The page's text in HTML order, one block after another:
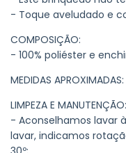
- Toque aveludado e
COMPOSIÇÃO:
- 100% poliéster e
MEDIDAS
LIMPEZA E MANUTENÇÃO:
- Aconselhamos lavar
lavar, indicamos